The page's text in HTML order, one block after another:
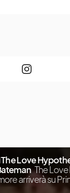
Love
The
arriverà su